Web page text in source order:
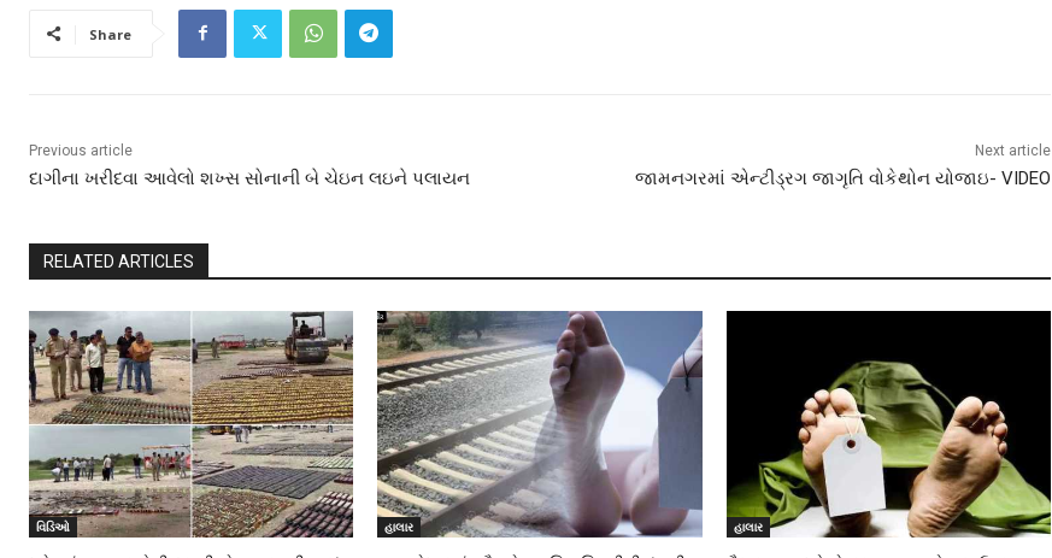
Share
Previous article
દાગીના ખરીદવા આવેલો શખ્સ સોનાની બે ચેઇન લઇને પલાયન
Next article
જામનગરમાં એન્ટીડ્રગ જાગૃતિ વોકેથોન યોજાઇ- VIDEO
RELATED ARTICLES
વિડિઓ હાલાર હાલાર